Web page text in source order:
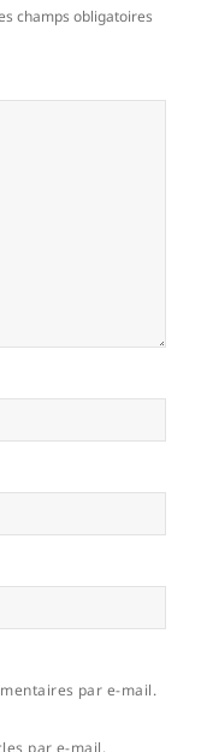
champs obligatoires
par e-mail.